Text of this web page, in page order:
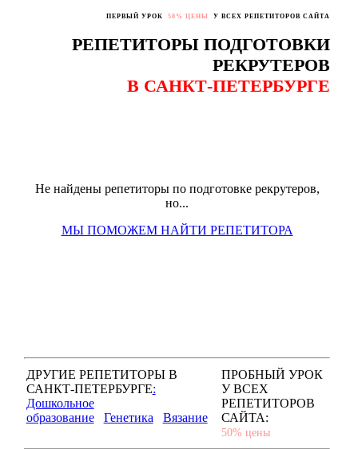
ПЕРВЫЙ УРОК 50% ЦЕНЫ У ВСЕХ РЕПЕТИТОРОВ САЙТА
РЕПЕТИТОРЫ ПОДГОТОВКИ
РЕКРУТЕРОВ
В САНКТ-ПЕТЕРБУРГЕ
Не найдены репетиторы по подготовке рекрутеров,
но...
МЫ ПОМОЖЕМ НАЙТИ РЕПЕТИТОРА
ДРУГИЕ РЕПЕТИТОРЫ В
САНКТ-ПЕТЕРБУРГЕ:
Дошкольное
образование
Генетика Вязание
ПРОБНЫЙ УРОК
У ВСЕХ
РЕПЕТИТОРОВ
САЙТА:
50% цены